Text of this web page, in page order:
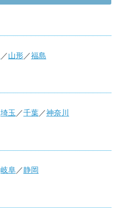
／山形／福島
埼玉 ／千葉／神奈川
岐阜／静岡